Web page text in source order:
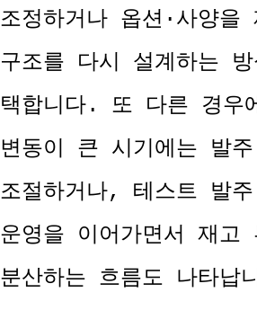
조정하거나 옵션·사양을
구조를 다시 설계하는 방
택합니다. 또 다른 경우
변동이 큰 시기에는 발
조절하거나, 테스트 발
운영을 이어가면서 재고
분산하는 흐름도 나타납